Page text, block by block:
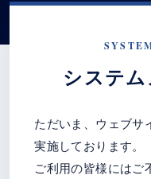
システ
ただいま、ウェブサ
実施しております。
ご利用の皆様にはご